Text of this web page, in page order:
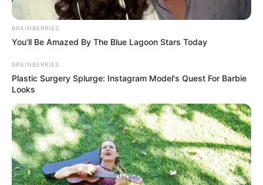
Visszatért Varga Judit, váratlan dolgot tett
1. Lezárták a Magyar Péterrel kapcsolatos ügyet
BRAINBERRIES
You'll Be Amazed By The Blue Lagoon Stars Today
BRAINBERRIES
Plastic Surgery Splurge: Instagram Model's Quest For Barbie
Looks